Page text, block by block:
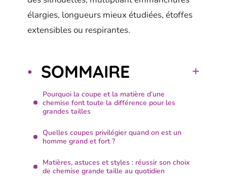
élargies, longueurs mieux étudiées, étoffes
extensibles ou respirantes.
SOMMAIRE
Pourquoi la coupe et la matière d’une
chemise font toute la différence pour les
grandes tailles
Quelles coupes privilégier quand on est un
homme grand et fort ?
Matières, astuces et styles : réussir son choix
de chemise grande taille au quotidien